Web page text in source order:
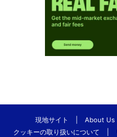
現地サイト About Us
クッキーの取り扱いについて